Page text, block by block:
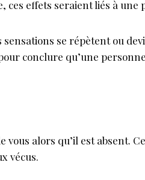
effets seraient liés à une
se répètent ou
conclure qu’une
alors qu’il est absent.
vécus.